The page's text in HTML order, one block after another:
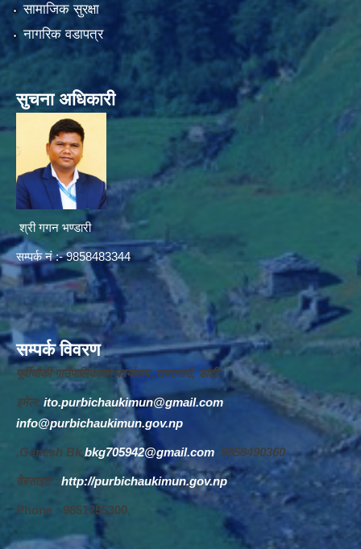
सामाजिक सुरक्षा
नागरिक वडापत्र
सुचना अधिकारी
श्री गगन भण्डारी
सम्पर्क नं :- 9858483344
सम्पर्क विवरण
पूर्वीचौकी गाउँपालिकाको कार्यालय ,सानागाउँ, डोटी
इमेल: ito.purbichaukimun@gmail.com,
info@purbichaukimun.gov.np
,Ganesh Bk,bkg705942@gmail.com, 9858490360
वेबसाइट : http://purbichaukimun.gov.np
Phone : 9851255300,